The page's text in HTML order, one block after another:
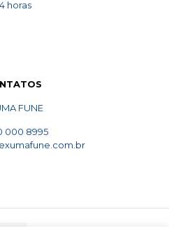
horas
FUNE
000 8995